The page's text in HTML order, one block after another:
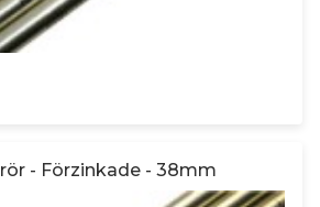
- Förzinkade - 38mm